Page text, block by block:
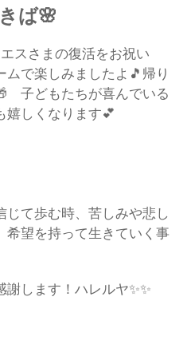
ば🌸
スさまの復活をお祝い
ムで楽しみましたよ🎵帰り
子どもたちが喜んでいる
嬉しくなります💕
じて歩む時、苦しみや悲し
希望を持って生きていく事
します！ハレルヤ✨✨